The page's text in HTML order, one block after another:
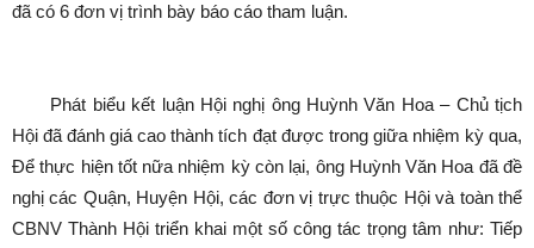
đã có 6 đơn vị trình bày báo cáo tham luận.
Phát biểu kết luận Hội nghị ông Huỳnh Văn Hoa – Chủ tịch
Hội đã đánh giá cao thành tích đạt được trong giữa nhiệm kỳ qua,
Để thực hiện tốt nữa nhiệm kỳ còn lại, ông Huỳnh Văn Hoa đã đề
nghị các Quận, Huyện Hội, các đơn vị trực thuộc Hội và toàn thể
CBNV Thành Hội triển khai một số công tác trọng tâm như: Tiếp